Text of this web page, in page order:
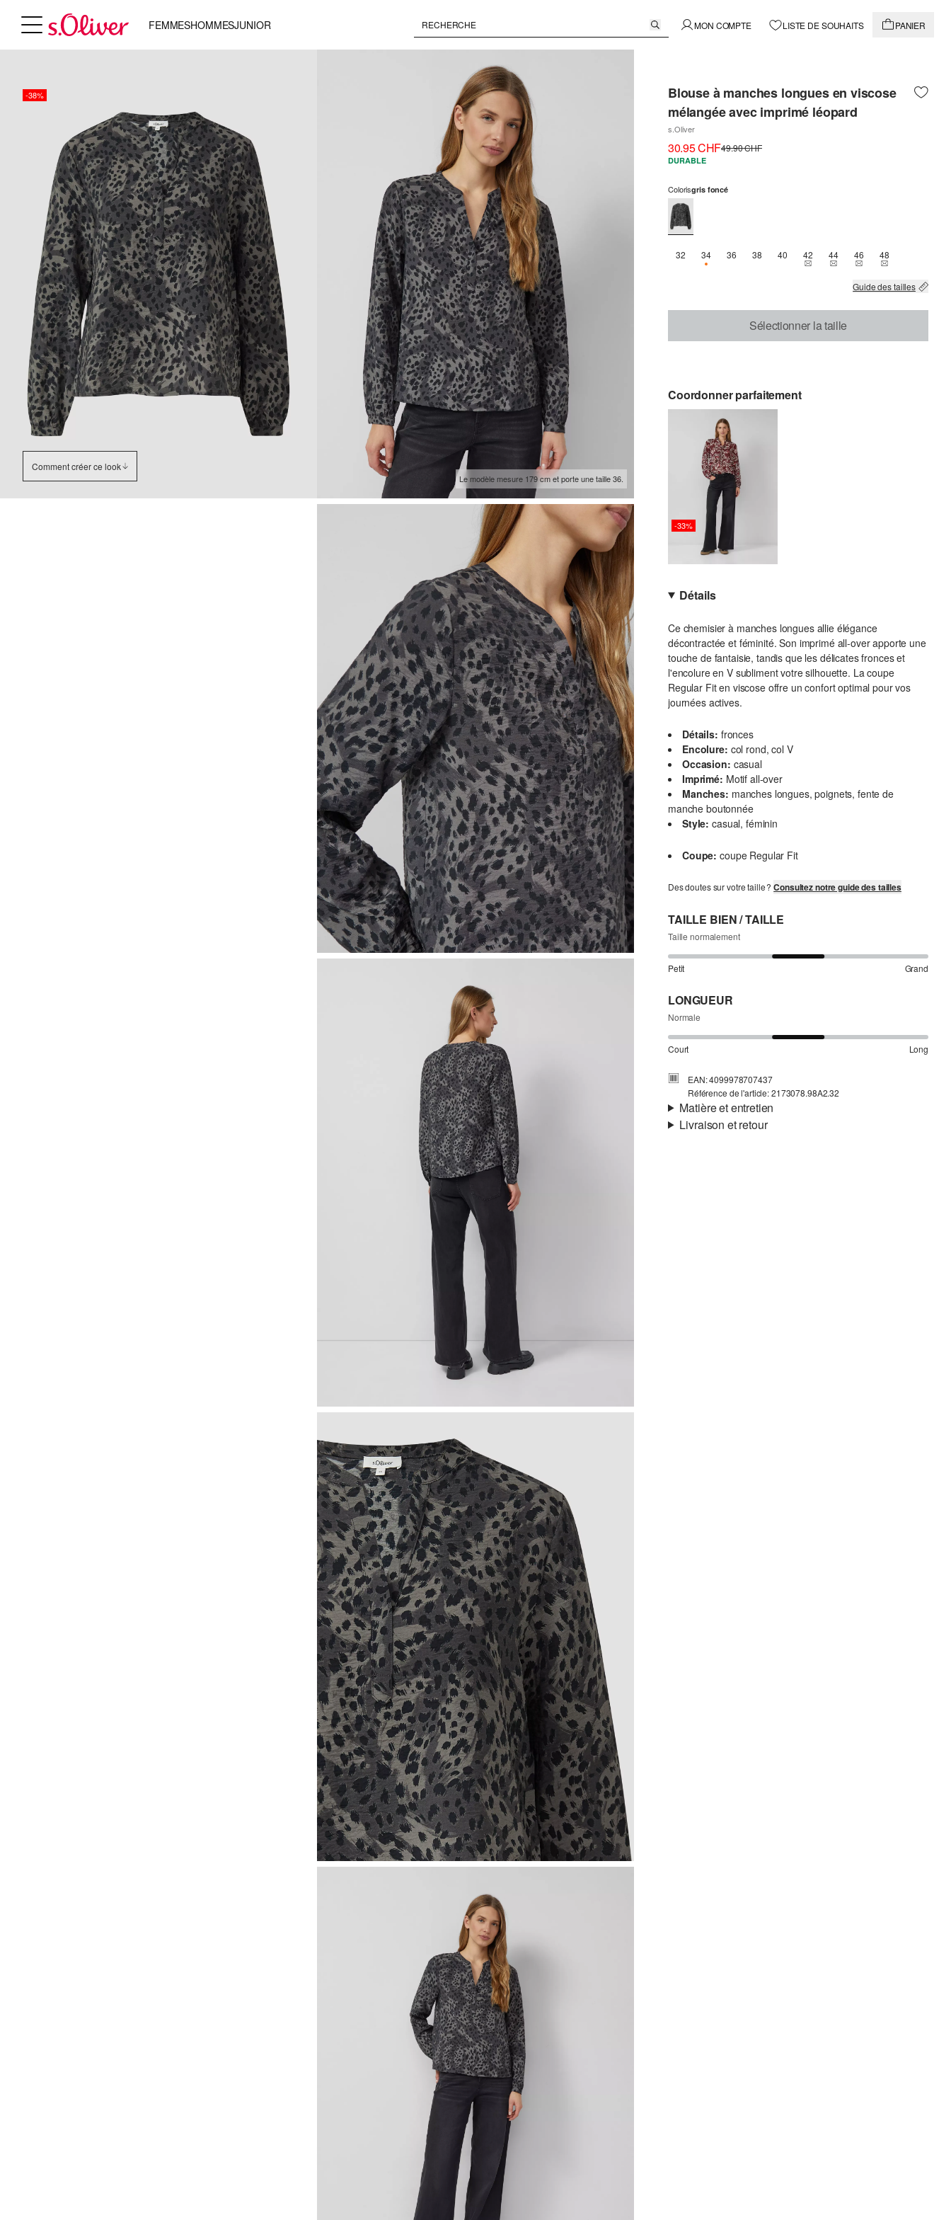
FEMMESHOMMESJUNIOR MON COMPTE LISTE DE SOUHAITS PANIER
-38%
Comment créer ce look
Le modèle mesure 179 cm et porte une taille 36.
Blouse à manches longues en viscose
mélangée avec imprimé léopard
s.Oliver
30.95 CHF49.90 CHF
DURABLE
Colorisgris foncé
32 34SEULEMENT 2 EN STOCK
36 38 40 42THIS SIZE IS CURRENTLY OUT OF
44THIS SIZE IS CURRENTLY
46THIS SIZE IS
48THIS SIZE IS
Guide des tailles
Sélectionner la taille
Coordonner parfaitement
-33%
Détails
Ce chemisier à manches longues allie élégance
décontractée et féminité. Son imprimé all-over apporte une
touche de fantaisie, tandis que les délicates fronces et
l'encolure en V subliment votre silhouette. La coupe
Regular Fit en viscose offre un confort optimal pour vos
journées actives.
Détails: fronces
Encolure: col rond, col V
Occasion: casual
Imprimé: Motif all-over
Manches: manches longues, poignets, fente de
manche boutonnée
Style: casual, féminin
Coupe: coupe Regular Fit
Des doutes sur votre taille ?Consultez notre guide des tailles
TAILLE BIEN / TAILLE
Taille normalement
Petit Grand
LONGUEUR
Normale
Court Long
EAN: 4099978707437
Référence de l'article: 2173078.98A2.32
Matière et entretien
Livraison et retour